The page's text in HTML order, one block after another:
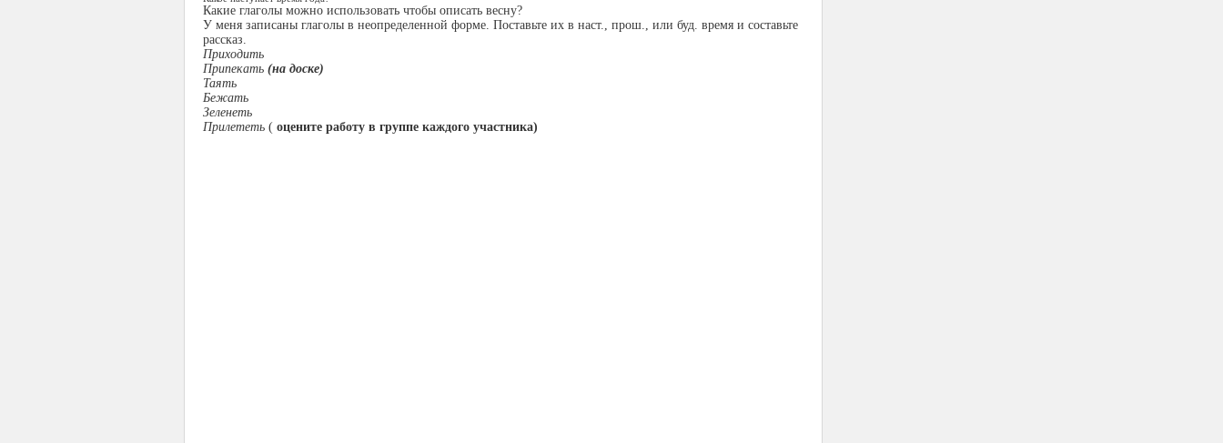
Какие глаголы можно использовать чтобы описать весну?
У меня записаны глаголы в неопределенной форме. Поставьте их в наст., прош., или буд. время и составьте
рассказ.
Приходить
Припекать (на доске)
Таять
Бежать
Зеленеть
Прилететь ( оцените работу в группе каждого участника)